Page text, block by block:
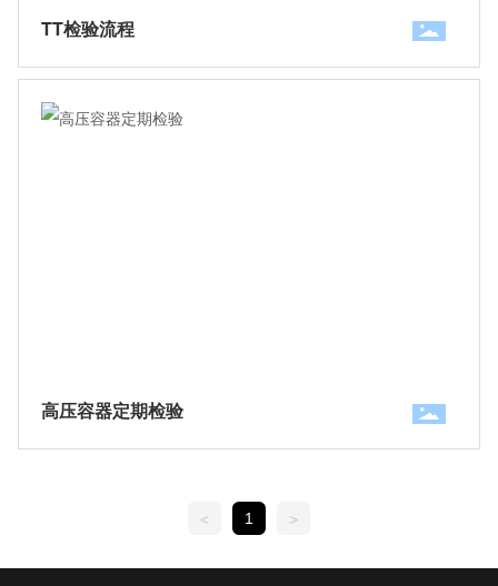
TT检验流程
高压容器定期检验
< 1 >